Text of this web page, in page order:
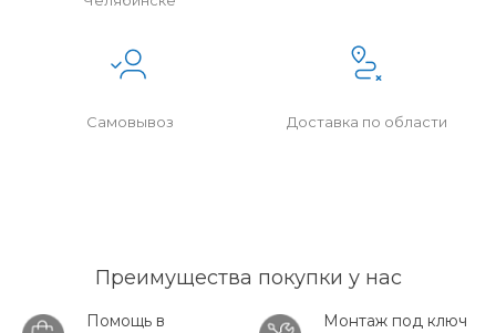
Самовывоз Доставка по области
Преимущества покупки у нас
Помощь в
Монтаж под ключ